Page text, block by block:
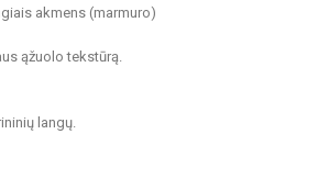
akmens (marmuro)
ąžuolo tekstūrą.
langų.